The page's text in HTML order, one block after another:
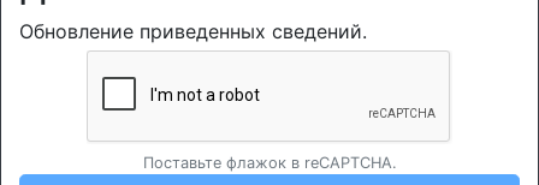
Обновление приведенных сведений.
Поставьте флажок в reCAPTCHA.